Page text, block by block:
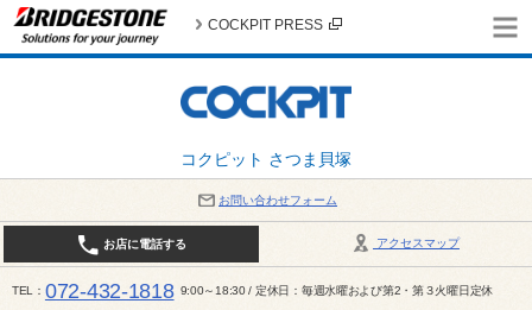
コクピット さつま貝塚
COCKPIT PRESS
お問い合わせフォーム
アクセスマップ
お店に電話する
TEL 072-432-1818 9:00～18:30 / 定休日：毎週水曜および第2・第３火曜日定休